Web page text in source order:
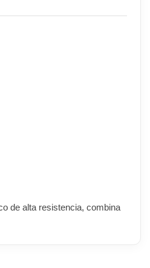
de alta resistencia, combina